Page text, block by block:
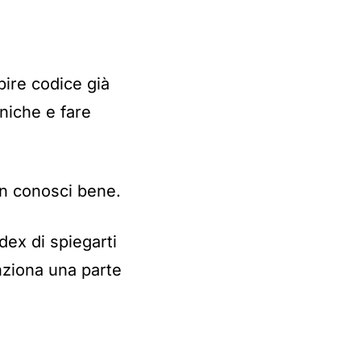
codice già
e fare
conosci bene.
di spiegarti
una parte